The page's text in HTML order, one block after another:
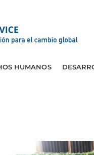
HUMANOS